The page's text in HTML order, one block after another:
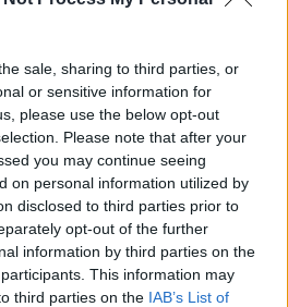
sale, sharing to third parties, or
or sensitive information for
please use the below opt-out
Please note that after your
you may continue seeing
on personal information utilized by
disclosed to third parties prior to
opt-out of the further
information by third parties on the
This information may
third parties on the IAB’s List of